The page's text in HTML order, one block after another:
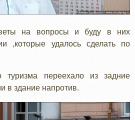
на вопросы и буду в них
,которые удалось сделать по
туризма переехало из задние
в здание напротив.